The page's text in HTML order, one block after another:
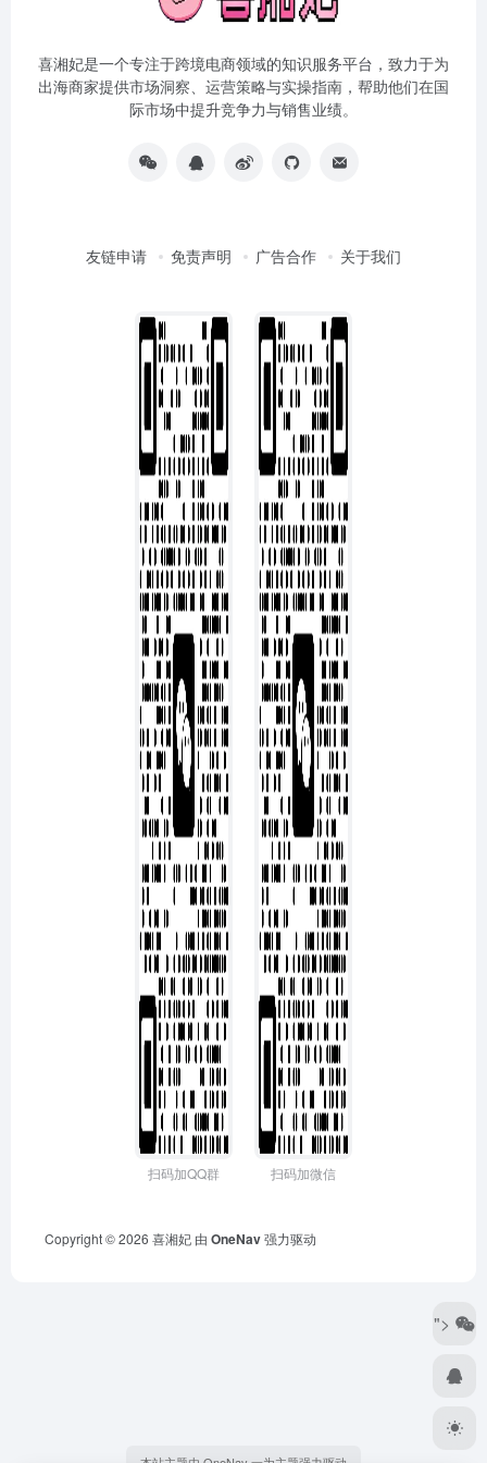
喜湘妃是一个专注于跨境电商领域的知识服务平台，致力于为
出海商家提供市场洞察、运营策略与实操指南，帮助他们在国
际市场中提升竞争力与销售业绩。
友链申请 免责声明 广告合作 关于我们
扫码加QQ群 扫码加微信
Copyright © 2026 喜湘妃 由 OneNav强力驱动
">